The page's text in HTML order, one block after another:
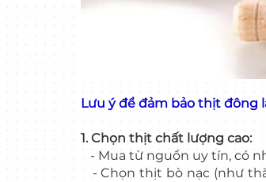
Lưu ý để đảm bảo thịt đông
1. Chọn thịt chất lượng cao:
- Mua từ nguồn uy tín, có
- Chọn thịt bò nạc (như